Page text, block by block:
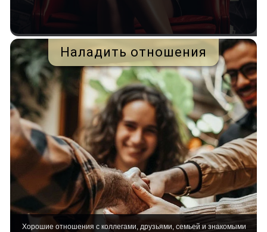
Наладить отношения
Хорошие отношения с коллегами, друзьями, семьей и знакомыми